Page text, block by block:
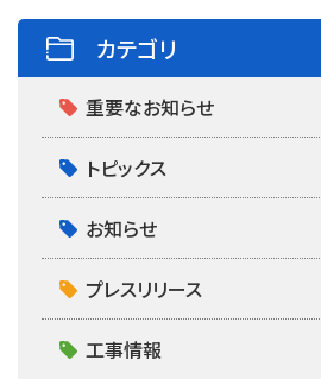
k
カテゴリ
重要なお知らせ
トピックス
お知らせ
プレスリリース
工事情報